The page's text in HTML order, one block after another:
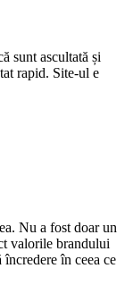
sunt ascultată și
rapid. Site-ul e
Nu a fost doar un
valorile brandului
în ceea ce